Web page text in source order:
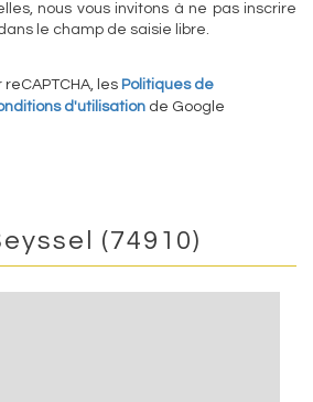
nous vous invitons à ne pas inscrire
le champ de saisie libre.
les Politiques de
d'utilisation de Google
(74910)